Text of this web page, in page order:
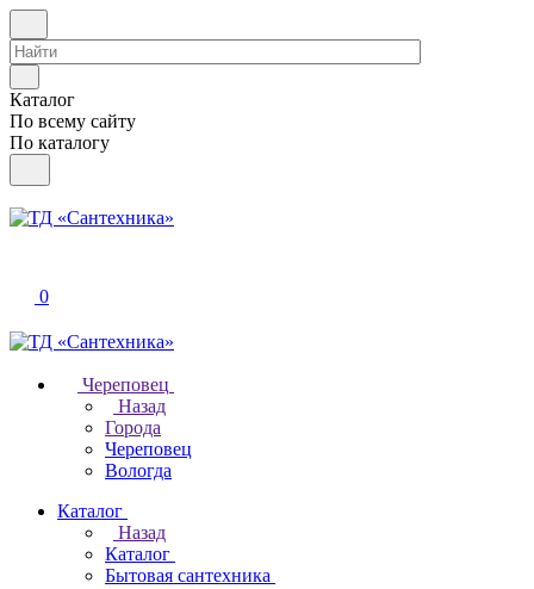
Каталог
По всему сайту
По каталогу
0
Череповец
Назад
Города
Череповец
Вологда
Каталог
Назад
Каталог
Бытовая сантехника